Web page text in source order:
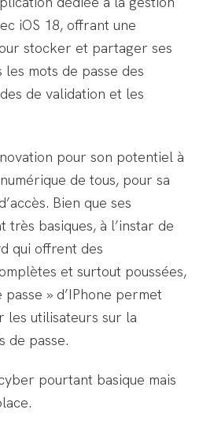
iOS 18, offrant une
stocker et partager ses
mots de passe des
de validation et les
pour son potentiel à
de tous, pour sa
Bien que ses
basiques, à l’instar de
qui offrent des
et surtout poussées,
» d’IPhone permet
les utilisateurs sur la
de passe.
pourtant basique mais